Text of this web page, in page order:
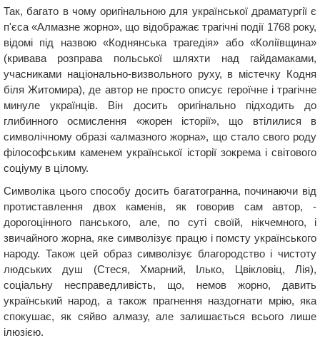
Так, багато в чому оригінальною для української драматургії є
п'єса «Алмазне жорно», що відображає трагічні події 1768 року,
відомі під назвою «Коднянська трагедія» або «Коліївщина»
(кривава розправа польської шляхти над гайдамаками,
учасниками національно-визвольного руху, в містечку Кодня
біля Житомира), де автор не просто описує героїчне і трагічне
минуле українців. Він досить оригінально підходить до
глибинного осмислення «жорен історії», що втілилися в
символічному образі «алмазного жорна», що стало свого роду
філософським каменем української історії зокрема і світового
соціуму в цілому.
Символіка цього способу досить багатогранна, починаючи від
протиставлення двох каменів, як говорив сам автор, -
дорогоцінного панського, але, по суті своїй, нікчемного, і
звичайного жорна, яке символізує працю і помсту українського
народу. Також цей образ символізує благородство і чистоту
людських душ (Стеся, Хмарний, Ілько, Цвікловіц, Лія),
соціальну несправедливість, що, немов жорно, давить
український народ, а також прагнення наздогнати мрію, яка
спокушає, як сяйво алмазу, але залишається всього лише
ілюзією.